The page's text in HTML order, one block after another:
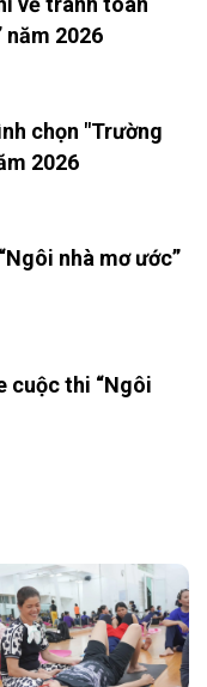
năm 2026
chọn "Trường
2026
nhà mơ ước”
cuộc thi “Ngôi